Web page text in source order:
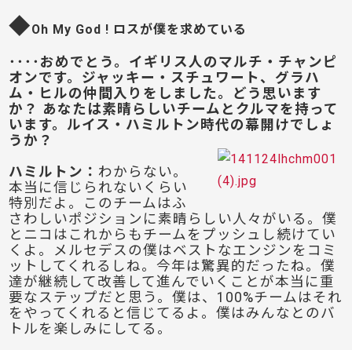
◆Oh My God ! ロスが僕を求めている
････おめでとう。イギリス人のマルチ・チャンピ
オンです。ジャッキー・スチュワート、グラハ
ム・ヒルの仲間入りをしました。どう思います
か？ あなたは素晴らしいチームとクルマを持って
います。ルイス・ハミルトン時代の幕開けでしょ
うか？
ハミルトン ： わからない。
本当に信じられないくらい
特別だよ。このチームはふ
さわしいポジションに素晴らしい人々がいる。僕
とニコはこれからもチームをプッシュし続けてい
くよ。メルセデスの僕はベストなエンジンをコミ
ットしてくれるしね。今年は驚異的だったね。僕
達が継続して改善して進んでいくことが本当に重
要なステップだと思う。僕は、100%チームはそれ
をやってくれると信じてるよ。僕はみんなとのバ
トルを楽しみにしてる。